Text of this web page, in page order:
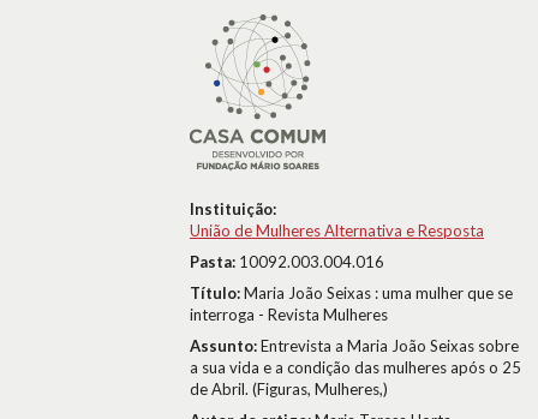
Instituição:
União de Mulheres Alternativa e Resposta
Pasta: 10092.003.004.016
Título:Maria João Seixas : uma mulher que se
interroga - Revista Mulheres
Assunto:Entrevista a Maria João Seixas sobre
a sua vida e a condição das mulheres após o 25
de Abril. (Figuras, Mulheres,)